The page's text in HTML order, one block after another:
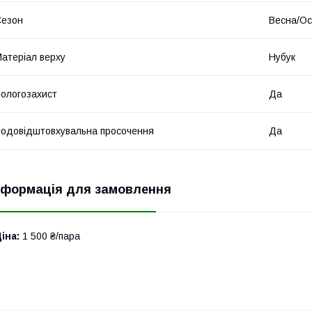
Весна/
верху Нубук
Да
просочення Да
для замовлення
1 500 ₴/пара